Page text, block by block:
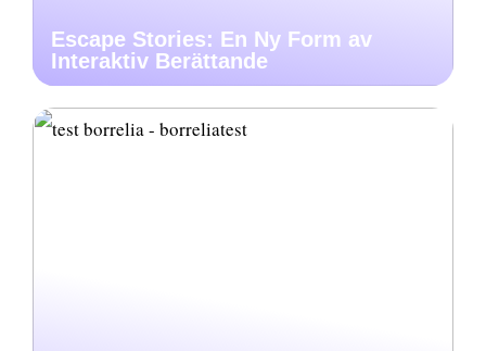
Escape Stories: En Ny Form av
Interaktiv Berättande